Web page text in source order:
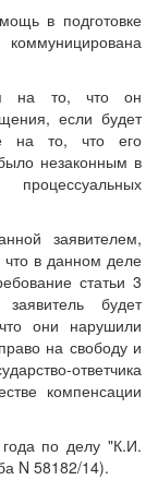
в подготовке
на то, что он
если будет
на то, что его
незаконным в
заявителем,
что в данном деле
статьи 3
будет
они нарушили
на свободу и
ответчика
компенсации
по делу "К.И.
N 58182/14).